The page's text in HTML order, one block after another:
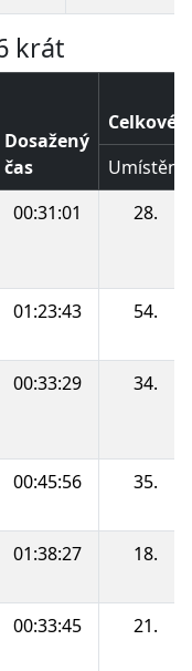
krát
Dosažený
čas
Celkové
Umístění
00:31:01 28.
01:23:43 54.
00:33:29 34.
00:45:56 35.
01:38:27 18.
00:33:45 21.